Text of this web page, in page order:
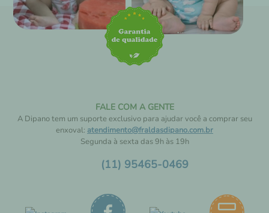
FALE COM A GENTE
A Dipano tem um suporte exclusivo para ajudar você a comprar seu
enxoval: atendimento@fraldasdipano.com.br
Segunda à sexta das 9h às 19h
(11) 95465-0469